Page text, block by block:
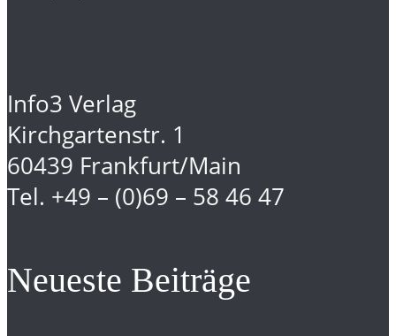
Info3 Verlag
Kirchgartenstr. 1
60439 Frankfurt/Main
Tel. +49 – (0)69 – 58 46 47
Neueste Beiträge